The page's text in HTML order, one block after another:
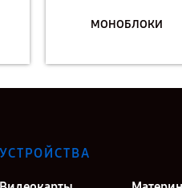
МОНОБЛОКИ
УСТРОЙСТВА